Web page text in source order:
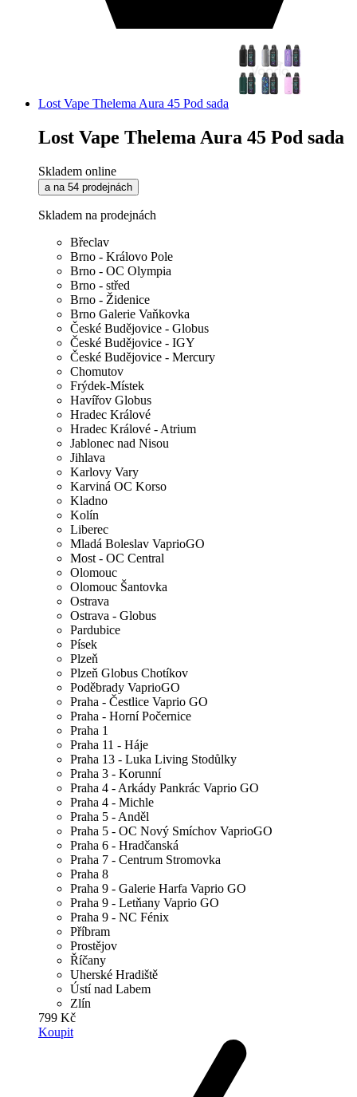
Lost Vape Thelema Aura 45 Pod sada
Lost Vape Thelema Aura 45 Pod sada
Skladem online
a na 54 prodejnách
Skladem na prodejnách
Břeclav
Brno - Královo Pole
Brno - OC Olympia
Brno - střed
Brno - Židenice
Brno Galerie Vaňkovka
České Budějovice - Globus
České Budějovice - IGY
České Budějovice - Mercury
Chomutov
Frýdek-Místek
Havířov Globus
Hradec Králové
Hradec Králové - Atrium
Jablonec nad Nisou
Jihlava
Karlovy Vary
Karviná OC Korso
Kladno
Kolín
Liberec
Mladá Boleslav VaprioGO
Most - OC Central
Olomouc
Olomouc Šantovka
Ostrava
Ostrava - Globus
Pardubice
Písek
Plzeň
Plzeň Globus Chotíkov
Poděbrady VaprioGO
Praha - Čestlice Vaprio GO
Praha - Horní Počernice
Praha 1
Praha 11 - Háje
Praha 13 - Luka Living Stodůlky
Praha 3 - Korunní
Praha 4 - Arkády Pankrác Vaprio GO
Praha 4 - Michle
Praha 5 - Anděl
Praha 5 - OC Nový Smíchov VaprioGO
Praha 6 - Hradčanská
Praha 7 - Centrum Stromovka
Praha 8
Praha 9 - Galerie Harfa Vaprio GO
Praha 9 - Letňany Vaprio GO
Praha 9 - NC Fénix
Příbram
Prostějov
Říčany
Uherské Hradiště
Ústí nad Labem
Zlín
799 Kč
Koupit